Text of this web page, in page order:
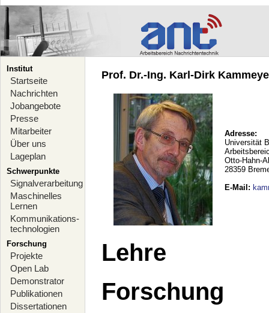
Institut
Startseite
Nachrichten
Jobangebote
Presse
Mitarbeiter
Über uns
Lageplan
Schwerpunkte
Signalverarbeitung
Maschinelles
Lernen
Kommunikations-
technologien
Forschung
Projekte
Open Lab
Demonstrator
Publikationen
Dissertationen
Prof. Dr.-Ing. Karl-Dirk
Adresse:
Universität
Otto-Hahn-
28359
E-Mail :
Lehre
Forschung